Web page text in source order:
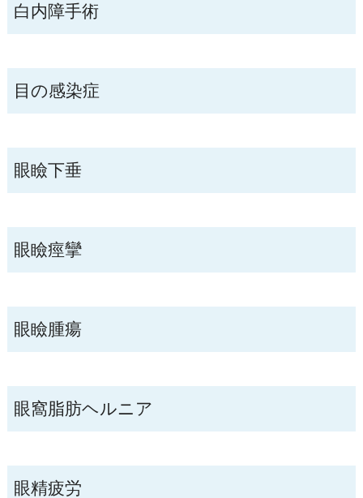
白内障手術
目の感染症
眼瞼下垂
眼瞼痙攣
眼瞼腫瘍
眼窩脂肪ヘルニア
眼精疲労